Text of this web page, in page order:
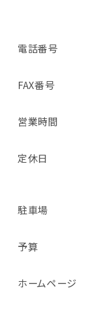
電話番号
FAX番号
営業時間
定休日
駐車場
予算
ホームページ